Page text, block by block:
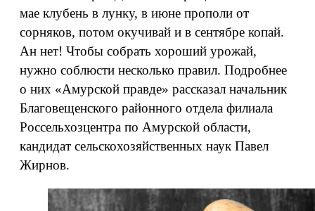
мае клубень в лунку, в июне прополи от
сорняков, потом окучивай и в сентябре копай.
Ан нет! Чтобы собрать хороший урожай,
нужно соблюсти несколько правил. Подробнее
о них «Амурской правде» рассказал начальник
Благовещенского районного отдела филиала
Россельхозцентра по Амурской области,
кандидат сельскохозяйственных наук Павел
Жирнов.